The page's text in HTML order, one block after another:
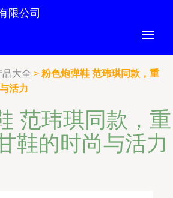
限公司
品大全 > 粉色炮弹鞋 范玮琪同款，重
活力
范玮琪同款，重
鞋的时尚与活力